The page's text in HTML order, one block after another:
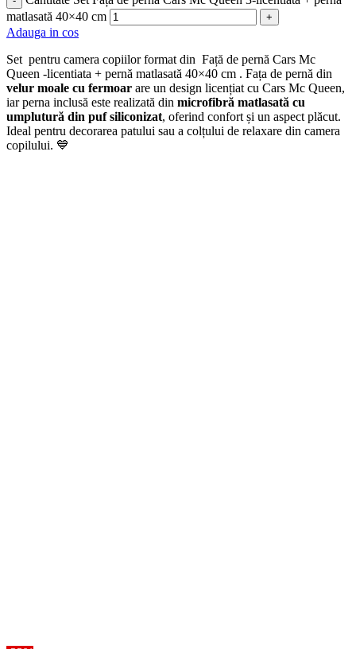
matlasată 40×40 cm
+
Adauga in cos
Set pentru camera copiilor format din Față de pernă Cars Mc
Queen -licentiata + pernă matlasată 40×40 cm . Fața de pernă din
velur moale cu fermoar are un design licențiat cu Cars Mc Queen,
iar perna inclusă este realizată din microfibră matlasată cu
umplutură din puf siliconizat, oferind confort și un aspect plăcut.
Ideal pentru decorarea patului sau a colțului de relaxare din camera
copilului. 💙